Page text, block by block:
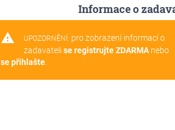
Informace o
warning UPOZORNĚNÍ: pro zobrazení informací o
zadavateli se registrujte ZDARMAnebo
se přihlašte.